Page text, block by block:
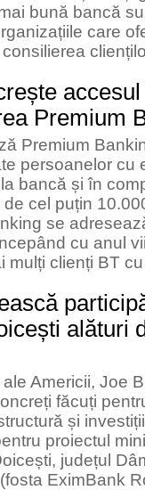
bună bancă
care
Premium
Premium
persoanelor cu
bancă și în
cel puțin
se
cu anul
mulți clienți BT
alături
Americii, Joe
făcuți
și
proiectul
județul
EximBank